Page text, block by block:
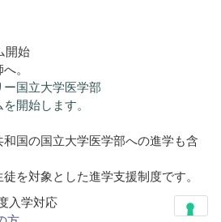
開始
。
国立大学医学部
開始します。
国の国立大学医学部への進学も含
を対象とした進学支援制度です。
入学対応